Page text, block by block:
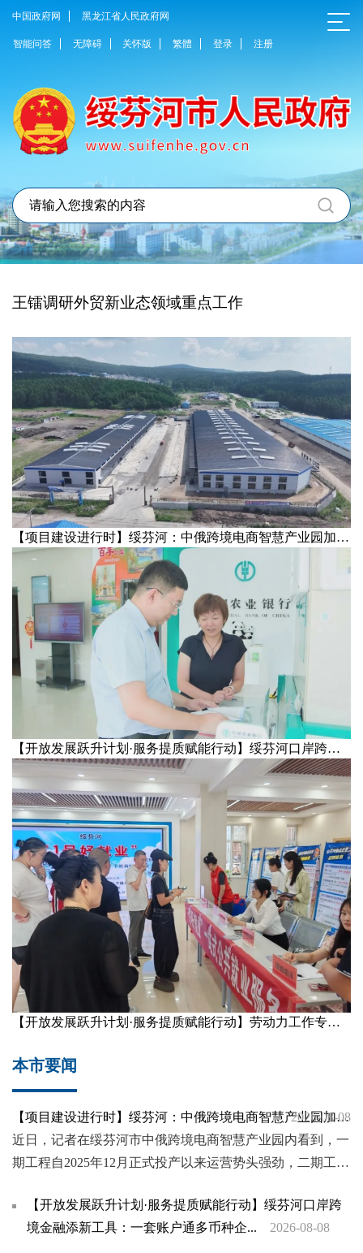
中国政府网 黑龙江省人民政府网
智能问答 无障碍 关怀版 繁體 登录 注册
王镭调研外贸新业态领域重点工作
【项目建设进行时】绥芬河：中俄跨境电商智慧产业园加速建设，释放口岸新动能
【开放发展跃升计划·服务提质赋能行动】绥芬河口岸跨境金融添新工具：一套账户通多币种企...
【开放发展跃升计划·服务提质赋能行动】劳动力工作专班：以“1号好就业”破题攻坚 以集成...
本市要闻
【项目建设进行时】绥芬河：中俄跨境电商智慧产业园加速建设，释放口岸新动能
近日，记者在绥芬河市中俄跨境电商智慧产业园内看到，一
期工程自2025年12月正式投产以来运营势头强劲，二期工程
2026-08-08
【开放发展跃升计划·服务提质赋能行动】绥芬河口岸跨
境金融添新工具：一套账户通多币种企...
2026-08-08